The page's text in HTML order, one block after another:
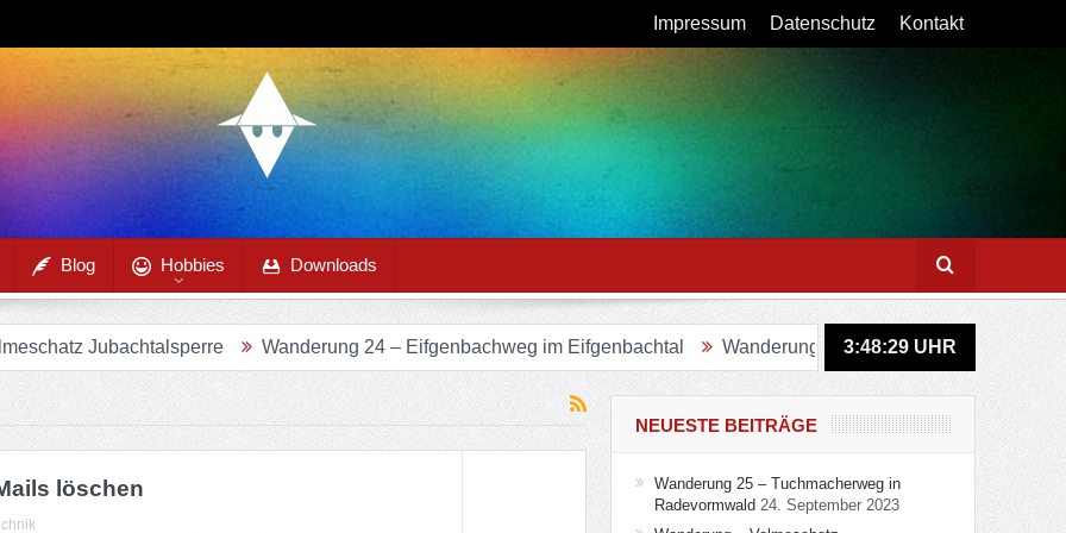
Impressum Datenschutz Kontakt
Blog Hobbies Downloads
Jubachtalsperre Wanderung 24 – Eifgenbachweg im Eifgenbachtal Wanderung – Sagenweg in Lindlar
3:48:30UHR
löschen
NEUESTE BEITRÄGE
Wanderung 25 – Tuchmacherweg in
Radevormwald 24. September 2023